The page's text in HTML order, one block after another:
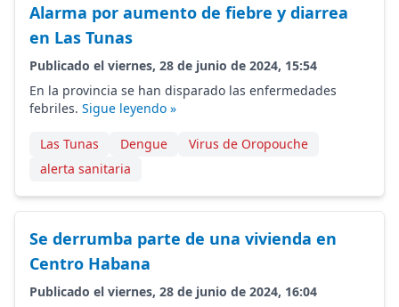
Alarma por aumento de fiebre y diarrea
en Las Tunas
Publicado el viernes, 28 de junio de 2024, 15:54
En la provincia se han disparado las enfermedades
febriles. Sigue leyendo »
Las Tunas Dengue
Virus de Oropouche
alerta sanitaria
Se derrumba parte de una vivienda en
Centro Habana
Publicado el viernes, 28 de junio de 2024, 16:04